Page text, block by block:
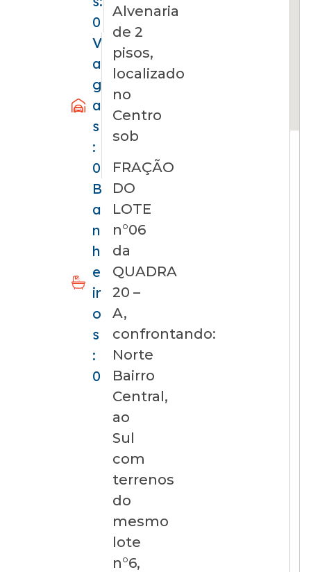
0
V
a
g
a
s
:
0
B
a
n
h
e
ir
o
s
:
0
Alvenaria
de 2
pisos,
localizado
no
Centro
sob
FRAÇÃO
DO
LOTE
n°06
da
QUADRA
20 –
A,
confrontando:
Norte
Bairro
Central,
ao
Sul
com
terrenos
do
mesmo
lote
n°6,